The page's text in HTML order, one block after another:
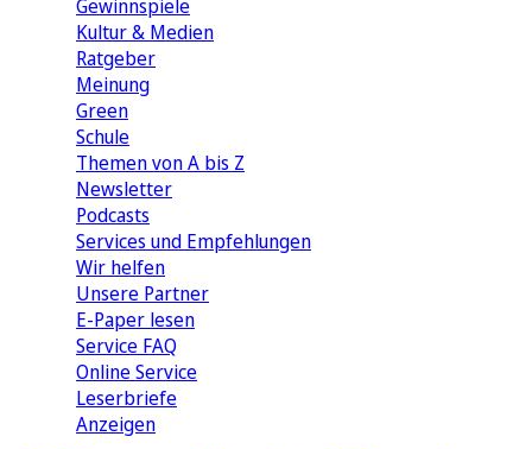
Gewinnspiele
Kultur & Medien
Ratgeber
Meinung
Green
Schule
Themen von A bis Z
Newsletter
Podcasts
Services und Empfehlungen
Wir helfen
Unsere Partner
E-Paper lesen
Service FAQ
Online Service
Leserbriefe
Anzeigen